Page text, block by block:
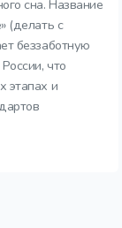
сна. Название
(делать с
беззаботную
что
этапах и